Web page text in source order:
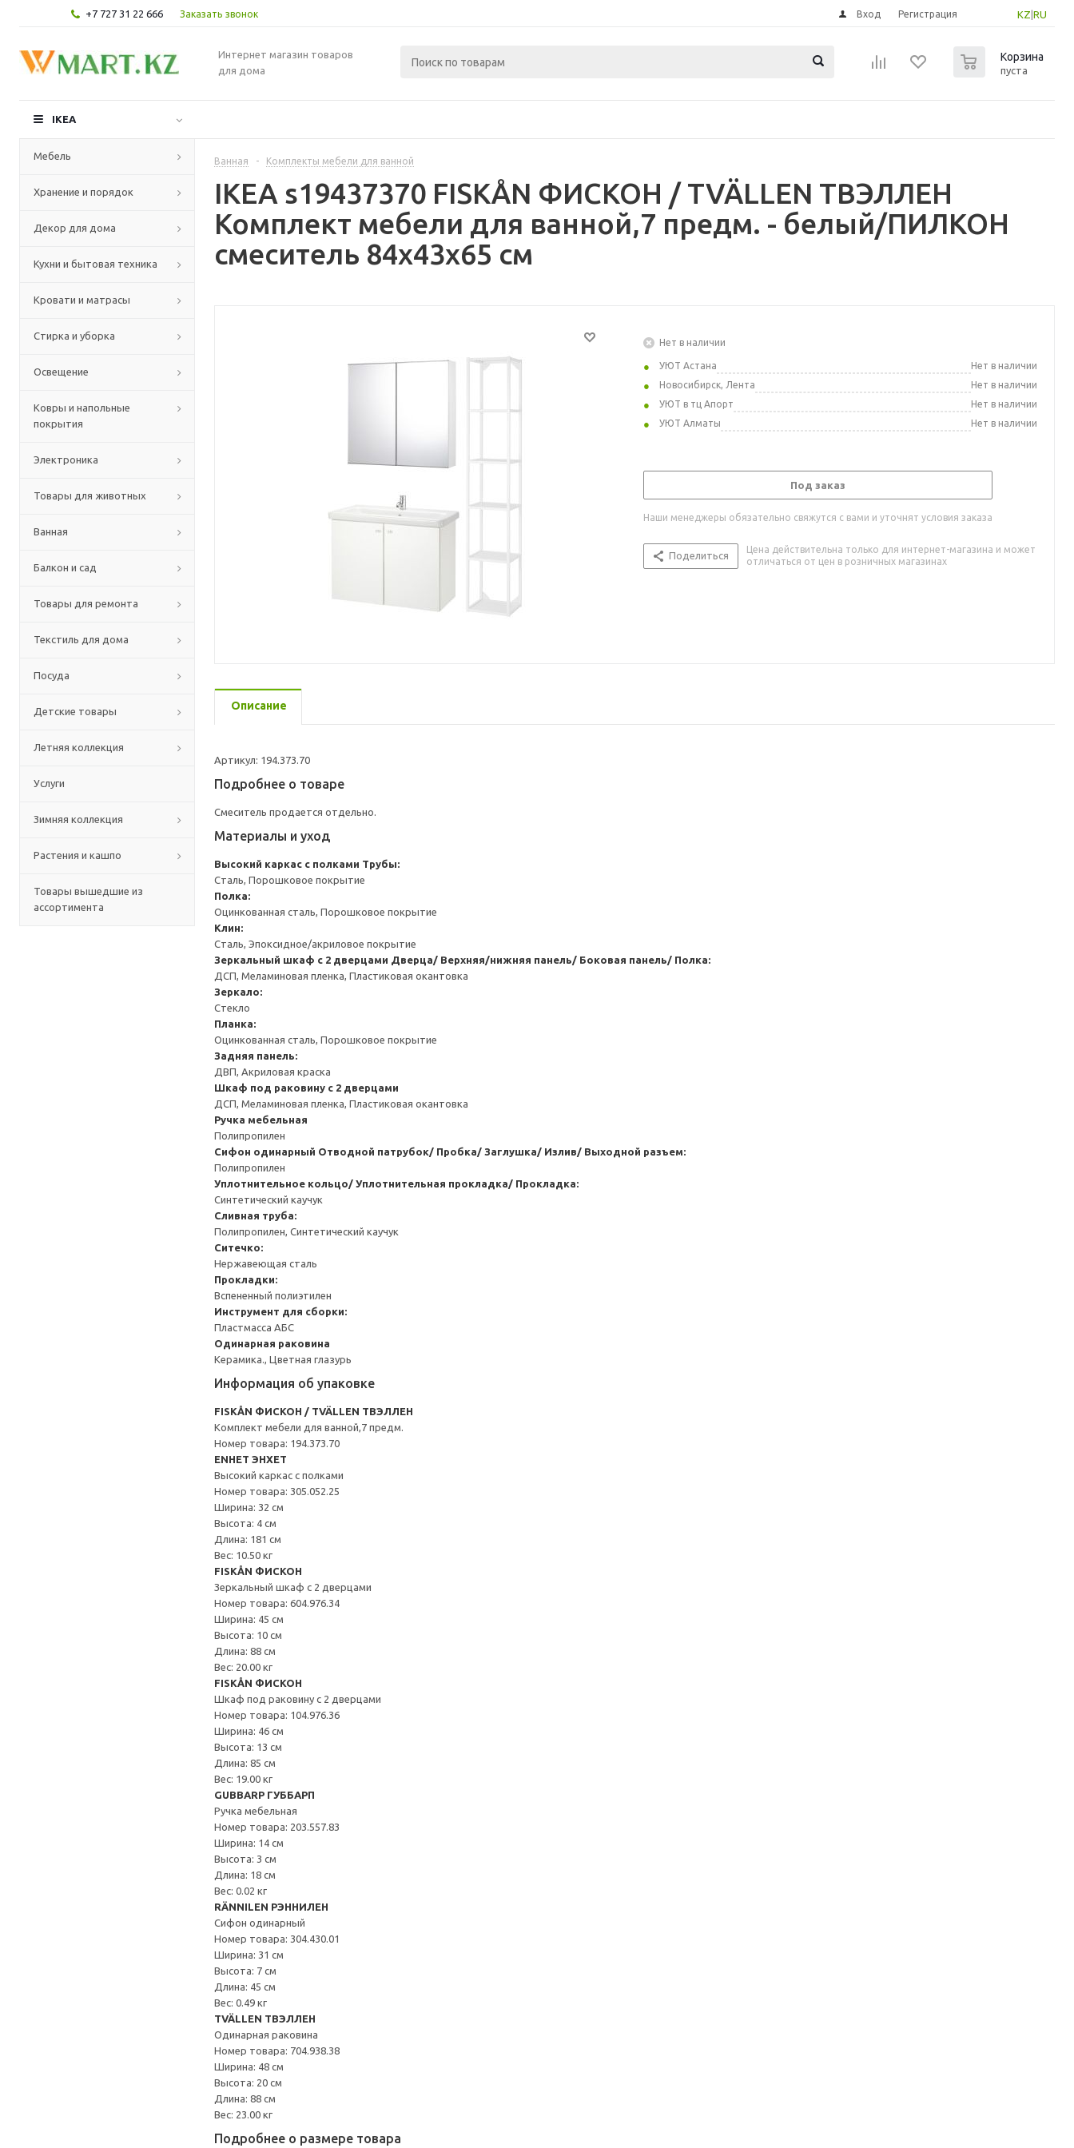
+7 727 31 22 666 Заказать звонок KZ RU
Вход Регистрация
Интернет магазин товаров
для дома
Корзина
пуста
IKEA
Мебель
Хранение и порядок
Декор для дома
Кухни и бытовая техника
Кровати и матрасы
Стирка и уборка
Освещение
Ковры и напольные
покрытия
Электроника
Товары для животных
Ванная
Балкон и сад
Товары для ремонта
Текстиль для дома
Посуда
Детские товары
Летняя коллекция
Услуги
Зимняя коллекция
Растения и кашпо
Товары вышедшие из
ассортимента
Ванная - Комплекты мебели для ванной
IKEA s19437370 FISKÅN ФИСКОН / TVÄLLEN ТВЭЛЛЕН
Комплект мебели для ванной,7 предм. - белый/ПИЛКОН
смеситель 84x43x65 см
Нет в наличии
УЮТ Астана
Нет в наличии
Новосибирск, Лента
Нет в наличии
УЮТ в тц Апорт
Нет в наличии
УЮТ Алматы
Нет в наличии
Под заказ
Наши менеджеры обязательно свяжутся с вами и уточнят условия заказа
Поделиться
Цена действительна только для интернет-магазина и может
отличаться от цен в розничных магазинах
Описание
Артикул: 194.373.70
Подробнее о товаре
Смеситель продается отдельно.
Материалы и уход
Высокий каркас с полками Трубы:
Сталь, Порошковое покрытие
Полка:
Оцинкованная сталь, Порошковое покрытие
Клин:
Сталь, Эпоксидное/акриловое покрытие
Зеркальный шкаф с 2 дверцами Дверца/ Верхняя/нижняя панель/ Боковая панель/ Полка:
ДСП, Меламиновая пленка, Пластиковая окантовка
Зеркало:
Стекло
Планка:
Оцинкованная сталь, Порошковое покрытие
Задняя панель:
ДВП, Акриловая краска
Шкаф под раковину с 2 дверцами
ДСП, Меламиновая пленка, Пластиковая окантовка
Ручка мебельная
Полипропилен
Сифон одинарный Отводной патрубок/ Пробка/ Заглушка/ Излив/ Выходной разъем:
Полипропилен
Уплотнительное кольцо/ Уплотнительная прокладка/ Прокладка:
Синтетический каучук
Сливная труба:
Полипропилен, Синтетический каучук
Ситечко:
Нержавеющая сталь
Прокладки:
Вспененный полиэтилен
Инструмент для сборки:
Пластмасса АБС
Одинарная раковина
Керамика., Цветная глазурь
Информация об упаковке
FISKÅN ФИСКОН / TVÄLLEN ТВЭЛЛЕН
Комплект мебели для ванной,7 предм.
Номер товара: 194.373.70
ENHET ЭНХЕТ
Высокий каркас с полками
Номер товара: 305.052.25
Ширина: 32 см
Высота: 4 см
Длина: 181 см
Вес: 10.50 кг
FISKÅN ФИСКОН
Зеркальный шкаф с 2 дверцами
Номер товара: 604.976.34
Ширина: 45 см
Высота: 10 см
Длина: 88 см
Вес: 20.00 кг
FISKÅN ФИСКОН
Шкаф под раковину с 2 дверцами
Номер товара: 104.976.36
Ширина: 46 см
Высота: 13 см
Длина: 85 см
Вес: 19.00 кг
GUBBARP ГУББАРП
Ручка мебельная
Номер товара: 203.557.83
Ширина: 14 см
Высота: 3 см
Длина: 18 см
Вес: 0.02 кг
RÄNNILEN РЭННИЛЕН
Сифон одинарный
Номер товара: 304.430.01
Ширина: 31 см
Высота: 7 см
Длина: 45 см
Вес: 0.49 кг
TVÄLLEN ТВЭЛЛЕН
Одинарная раковина
Номер товара: 704.938.38
Ширина: 48 см
Высота: 20 см
Длина: 88 см
Вес: 23.00 кг
Подробнее о размере товара